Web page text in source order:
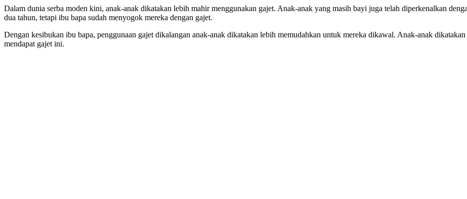
Dalam dunia serba moden kini, anak-anak dikatakan lebih mahir menggunakan gajet. Anak-anak yang masih bayi juga telah diperkenalkan
dua tahun, tetapi ibu bapa sudah menyogok mereka dengan gajet.
Dengan kesibukan ibu bapa, penggunaan gajet dikalangan anak-anak dikatakan lebih memudahkan untuk mereka dikawal. Anak-anak
mendapat gajet ini.